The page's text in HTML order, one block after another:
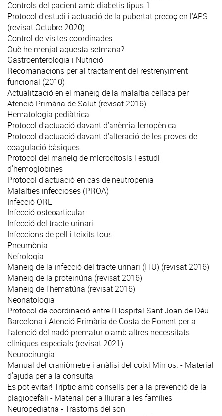
Controls del pacient amb diabetis tipus 1
Protocol d'estudi i actuació de la pubertat precoç en l'APS
(revisat Octubre 2020)
Control de visites coordinades
Què he menjat aquesta setmana?
Gastroenterologia i Nutrició
Recomanacions per al tractament del restrenyiment
funcional (2010)
Actualització en el maneig de la malaltia celíaca per
Atenció Primària de Salut (revisat 2016)
Hematologia pediàtrica
Protocol d'actuació davant d'anèmia ferropènica
Protocol d'actuació davant d'alteració de les proves de
coagulació bàsiques
Protocol del maneig de microcitosis i estudi
d'hemoglobines
Protocol d'actuació en cas de neutropenia
Malalties infeccioses (PROA)
Infecció ORL
Infecció osteoarticular
Infecció del tracte urinari
Infeccions de pell i teixits tous
Pneumònia
Nefrologia
Maneig de la infecció del tracte urinari (ITU) (revisat 2016)
Maneig de la proteïnúria (revisat 2016)
Maneig de l'hematúria (revisat 2016)
Neonatologia
Protocol de coordinació entre l'Hospital Sant Joan de Déu
Barcelona i Atenció Primària de Costa de Ponent per a
l'atenció del nadó prematur o amb altres necessitats
clíniques especials (revisat 2021)
Neurocirurgia
Manual del craniòmetre i anàlisi del coixí Mimos. - Material
d'ajuda per a la consulta
Es pot evitar! Tríptic amb consells per a la prevenció de la
plagiocefàli - Material per a lliurar a les famílies
Neuropediatria - Trastorns del son